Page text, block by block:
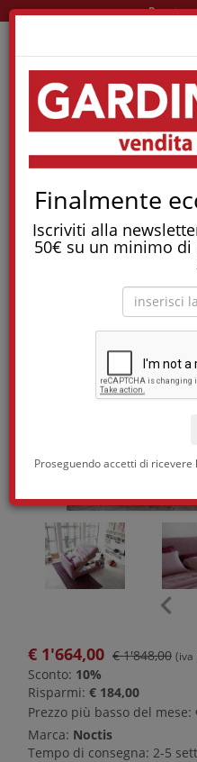
Finalmente
Iscriviti alla
50€ su un minimo
Proseguendo accetti di
Pronta
Tostapane,
e molti altri
Letto Osaka con
€ 1'664,00 € 1'848,00 (iva
Sconto: 10%
Risparmi: € 184,00
Prezzo più basso del mese:
Marca: Noctis
Tempo di consegna: 2-5